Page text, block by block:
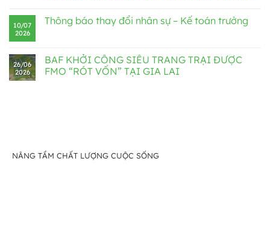
10/07
2026
Thông báo thay đổi nhân sự – Kế toán trưởng
26/06
2026
BAF KHỞI CÔNG SIÊU TRANG TRẠI ĐƯỢC
FMO “RÓT VỐN” TẠI GIA LAI
NÂNG TẦM CHẤT LƯỢNG CUỘC SỐNG